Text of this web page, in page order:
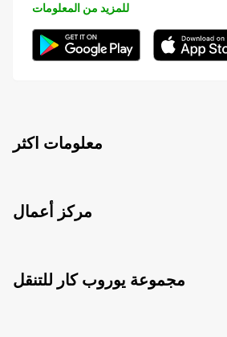
للمزيد من المعلومات
معلومات اكثر
مركز أعمال
مجموعة يوروب كار للتنقل